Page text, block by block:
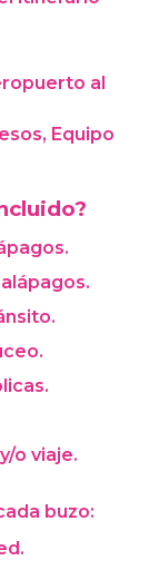
al
Equipo
o viaje.
buzo: